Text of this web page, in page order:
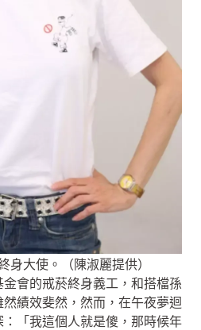
身大使。（陳淑麗提供）
會的戒菸終身義工，和搭檔孫
績效斐然，然而，在午夜夢迴
「我這個人就是傻，那時候年